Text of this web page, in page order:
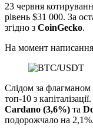
23 червня
рівень $31 000. За
згідно з CoinGecko.
На момент написання
Слідом за флагманом
топ-10 з
Cardano (3,6%) та
подорожчало на 2,1%.